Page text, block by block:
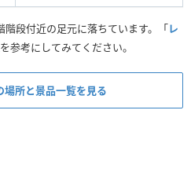
段付近の足元に落ちています。「レ
参考にしてみてください。
所と景品一覧を見る